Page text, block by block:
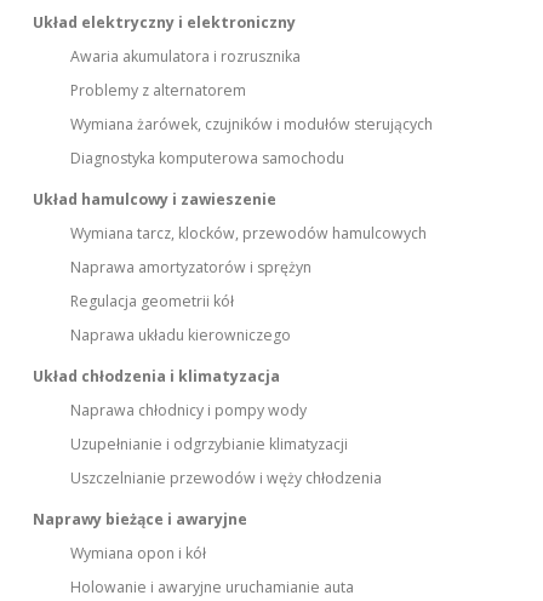
Układ elektryczny i elektroniczny
Awaria akumulatora i rozrusznika
Problemy z alternatorem
Wymiana żarówek, czujników i modułów sterujących
Diagnostyka komputerowa samochodu
Układ hamulcowy i zawieszenie
Wymiana tarcz, klocków, przewodów hamulcowych
Naprawa amortyzatorów i sprężyn
Regulacja geometrii kół
Naprawa układu kierowniczego
Układ chłodzenia i klimatyzacja
Naprawa chłodnicy i pompy wody
Uzupełnianie i odgrzybianie klimatyzacji
Uszczelnianie przewodów i węży chłodzenia
Naprawy bieżące i awaryjne
Wymiana opon i kół
Holowanie i awaryjne uruchamianie auta